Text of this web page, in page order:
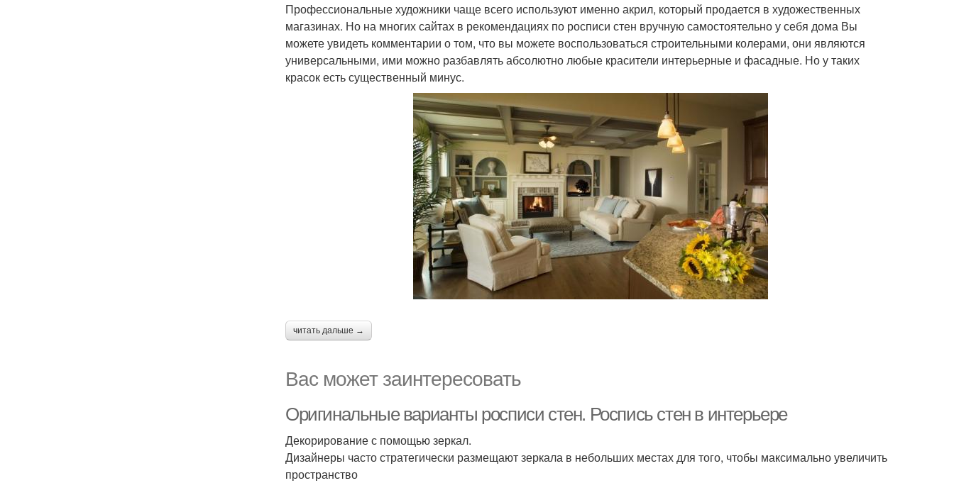
Профессиональные художники чаще всего используют именно акрил, который продается в художественных
магазинах. Но на многих сайтах в рекомендациях по росписи стен вручную самостоятельно у себя дома Вы
можете увидеть комментарии о том, что вы можете воспользоваться строительными колерами, они являются
универсальными, ими можно разбавлять абсолютно любые красители интерьерные и фасадные. Но у таких
красок есть существенный минус.
читать дальше →
Вас может заинтересовать
Оригинальные варианты росписи стен. Роспись стен в интерьере
Декорирование с помощью зеркал.
Дизайнеры часто стратегически размещают зеркала в небольших местах для того, чтобы максимально увеличить
пространство